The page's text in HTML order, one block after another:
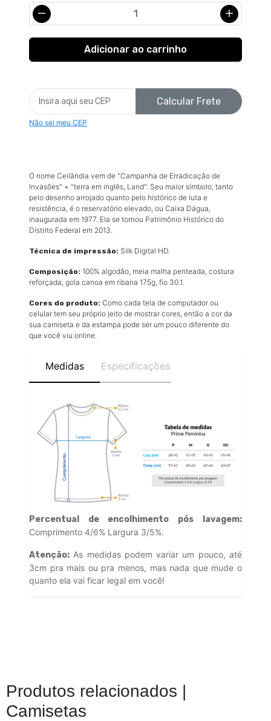
Calcular Frete
Não sei meu CEP
O nome Ceilândia vem de "Campanha de Erradicação de
Invasões" + "terra em inglês, Land". Seu maior símbolo, tanto
pelo desenho arrojado quanto pelo histórico de luta e
resistência, é o reservatório elevado, ou Caixa Dágua,
inaugurada em 1977. Ela se tornou Patrimônio Histórico do
Distrito Federal em 2013.
Técnica de impressão: Silk Digital HD.
Composição: 100% algodão, meia malha penteada, costura
reforçada, gola canoa em ribana 175g, fio 30.1.
Cores do produto: Como cada tela de computador ou
celular tem seu próprio jeito de mostrar cores, então a cor da
sua camiseta e da estampa pode ser um pouco diferente do
que você viu online.
Medidas Especificações
Percentual de encolhimento pós lavagem:
Comprimento 4/6% Largura 3/5%.
Atenção: As medidas podem variar um pouco, até
3cm pra mais ou pra menos, mas nada que mude o
quanto ela vai ficar legal em você!
Produtos relacionados |
Camisetas